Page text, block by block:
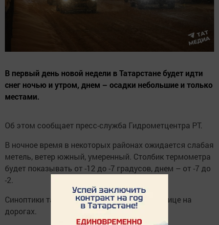
В первый день новой недели в Татарстане будет идти
снег ночью и утром, днем – осадки небольшие и только
местами.
Об этом сообщает пресс-служба Гидрометцентра РТ.
В ночное время в некоторых районах ожидается слабая
метель, ветер южный, умеренный. Столбик термометра
будет показывать от -12 до -7 градусов, днем – от -7 до
-2.
Синоптики также предупреждают о гололедице на
дорогах.